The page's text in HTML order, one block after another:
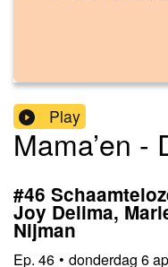
Play
Mama’en -
#46
Joy Delima,
Nijman
Ep. 46 • donderdag 6